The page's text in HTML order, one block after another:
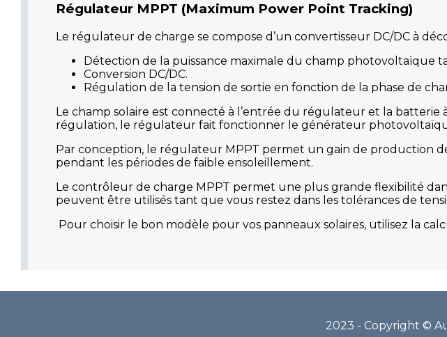
Régulateur MPPT (Maximum Power Point Tracking)
Le régulateur de charge se compose d’un convertisseur DC/DC à
Détection de la puissance maximale du champ photovoltaïque
Conversion DC/DC.
Régulation de la tension de sortie en fonction de la phase de
Le champ solaire est connecté à l’entrée du régulateur et la batterie
régulation, le régulateur fait fonctionner le générateur
Par conception, le régulateur MPPT permet un gain de production
pendant les périodes de faible ensoleillement.
Le contrôleur de charge MPPT permet une plus grande flexibilité
peuvent être utilisés tant que vous restez dans les tolérances de
Pour choisir le bon modèle pour vos panneaux solaires, utilisez la
2023 - Copyright ©